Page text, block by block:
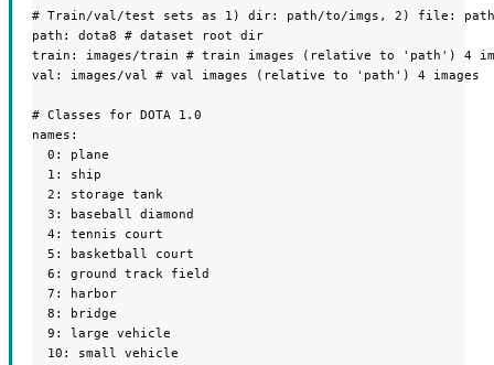
# Train/val/test sets as 1) dir: path/to/imgs, 2) file:
path: dota8 # dataset root dir
train: images/train # train images (relative to 'path') 4
val: images/val # val images (relative to 'path') 4 images
# Classes for DOTA 1.0
names:
  0: plane
  1: ship
  2: storage tank
  3: baseball diamond
  4: tennis court
  5: basketball court
  6: ground track field
  7: harbor
  8: bridge
  9: large vehicle
  10: small vehicle